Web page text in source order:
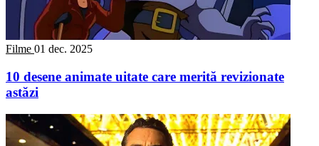
Filme 01 dec. 2025
10 desene animate uitate care merită revizionate
astăzi